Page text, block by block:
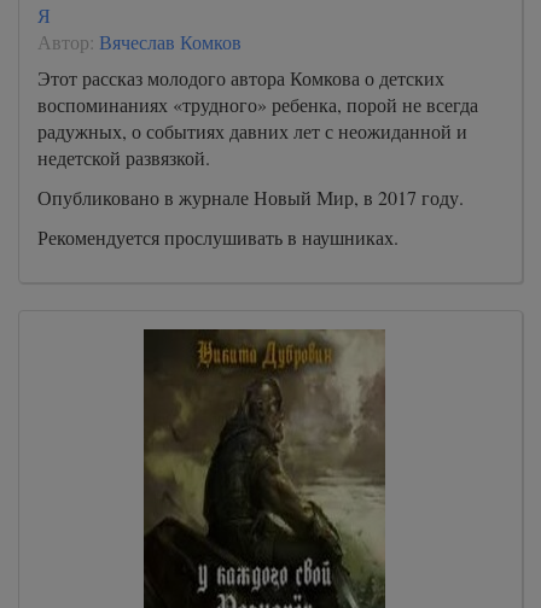
Я
Автор: Вячеслав Комков
Этот рассказ молодого автора Комкова о детских
воспоминаниях «трудного» ребенка, порой не всегда
радужных, о событиях давних лет с неожиданной и
недетской развязкой.
Опубликовано в журнале Новый Мир, в 2017 году.
Рекомендуется прослушивать в наушниках.